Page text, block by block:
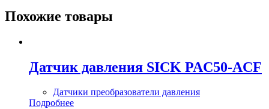
Похожие товары
Датчик давления SICK PAC50-ACF
Датчики преобразователи давления
Подробнее